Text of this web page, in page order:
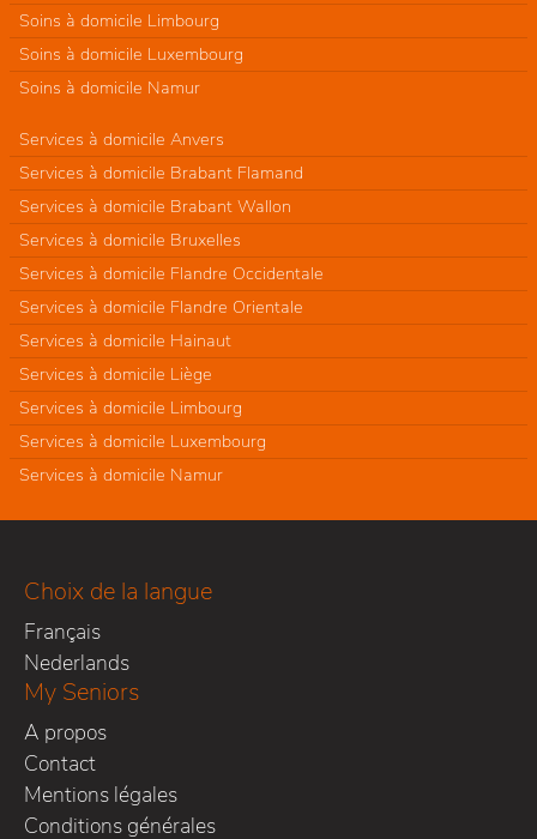
Soins à domicile Limbourg
Soins à domicile Luxembourg
Soins à domicile Namur
Services à domicile Anvers
Services à domicile Brabant Flamand
Services à domicile Brabant Wallon
Services à domicile Bruxelles
Services à domicile Flandre Occidentale
Services à domicile Flandre Orientale
Services à domicile Hainaut
Services à domicile Liège
Services à domicile Limbourg
Services à domicile Luxembourg
Services à domicile Namur
Choix de la langue
Français
Nederlands
My Seniors
A propos
Contact
Mentions légales
Conditions générales